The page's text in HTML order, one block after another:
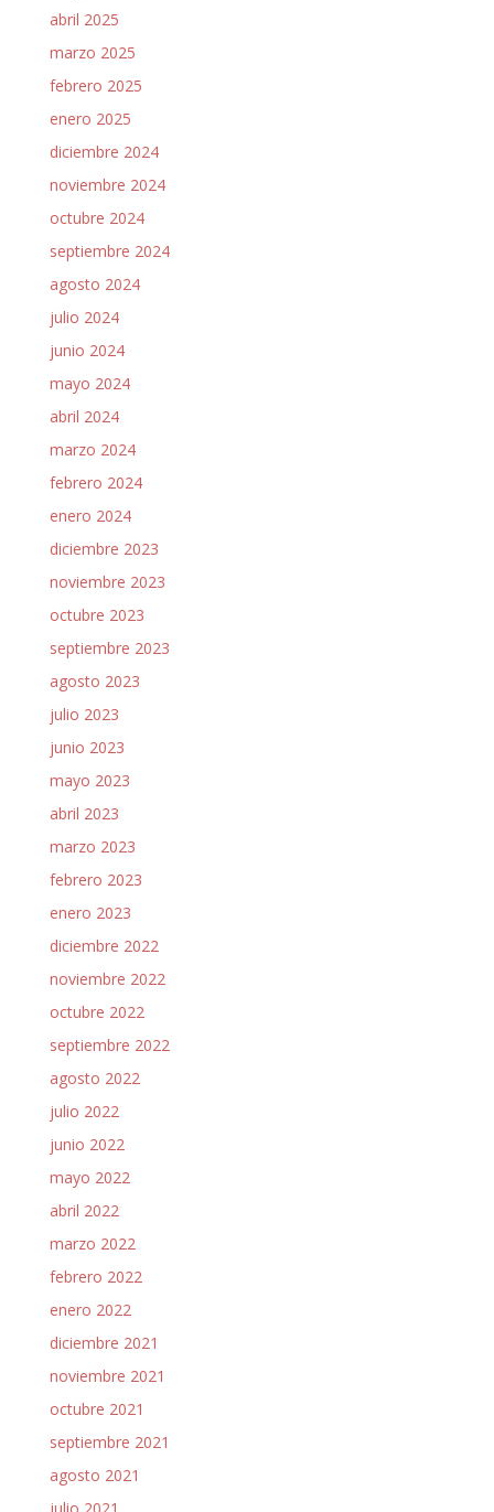
abril 2025
marzo 2025
febrero 2025
enero 2025
diciembre 2024
noviembre 2024
octubre 2024
septiembre 2024
agosto 2024
julio 2024
junio 2024
mayo 2024
abril 2024
marzo 2024
febrero 2024
enero 2024
diciembre 2023
noviembre 2023
octubre 2023
septiembre 2023
agosto 2023
julio 2023
junio 2023
mayo 2023
abril 2023
marzo 2023
febrero 2023
enero 2023
diciembre 2022
noviembre 2022
octubre 2022
septiembre 2022
agosto 2022
julio 2022
junio 2022
mayo 2022
abril 2022
marzo 2022
febrero 2022
enero 2022
diciembre 2021
noviembre 2021
octubre 2021
septiembre 2021
agosto 2021